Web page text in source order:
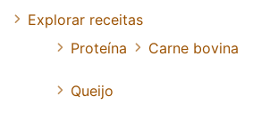
Explorar receitas
Proteína
Carne bovina
Queijo